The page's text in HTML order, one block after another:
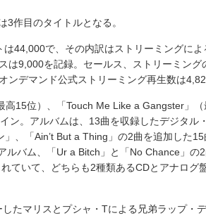
3作目のタイトルとなる。
44,000で、その内訳はストリーミングによ
は9,000を記録。セールス、ストリーミング
ンデマンド公式ストリーミング再生数は
15位）、「Touch Me Like a Gangster」（
ン。アルバムは、13曲を収録したデジタル
、「Ain’t But a Thing」の2曲を追加した15
ルバム、「Ur a Bitch」と「No Chance」の
ていて、どちらも2種類あるCDとアナログ
たマリスとプシャ・Tによる兄弟ラップ・